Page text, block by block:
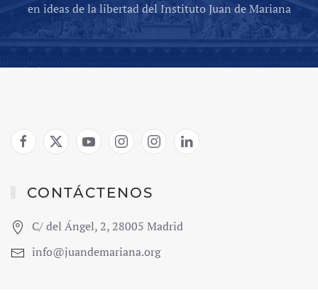
en ideas de la libertad del Instituto Juan de Mariana
CONTÁCTENOS
C/ del Ángel, 2, 28005 Madrid
info@juandemariana.org